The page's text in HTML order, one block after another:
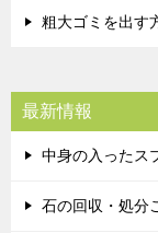
粗大ゴミを出す
最新情報
中身の入ったス
石の回収・処